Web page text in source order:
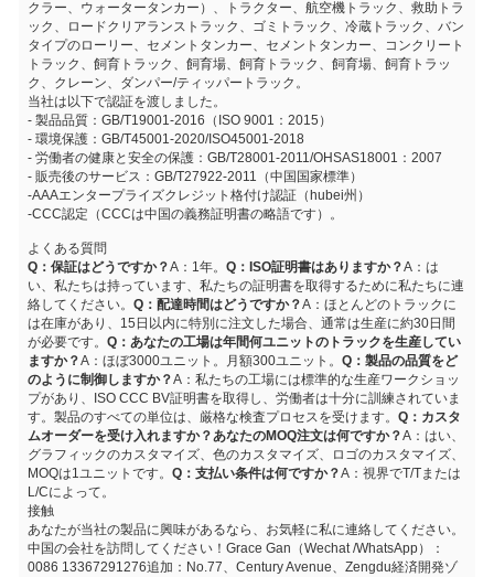
クラー、ウォータータンカー）、トラクター、航空機トラック、救助トラ
ック、ロードクリアランストラック、ゴミトラック、冷蔵トラック、バン
タイプのローリー、セメントタンカー、セメントタンカー、コンクリート
トラック、飼育トラック、飼育場、飼育トラック、飼育場、飼育トラッ
ク、クレーン、ダンパー/ティッパートラック。
当社は以下で認証を渡しました。
- 製品品質：GB/T19001-2016（ISO 9001：2015）
- 環境保護：GB/T45001-2020/ISO45001-2018
- 労働者の健康と安全の保護：GB/T28001-2011/OHSAS18001：2007
- 販売後のサービス：GB/T27922-2011（中国国家標準）
-AAAエンタープライズクレジット格付け認証（hubei州）
-CCC認定（CCCは中国の義務証明書の略語です）。
よくある質問
Q：保証はどうですか？A：1年。 Q：ISO証明書はありますか？A：は
い、私たちは持っています、私たちの証明書を取得するために私たちに連
絡してください。 Q：配達時間はどうですか？A：ほとんどのトラックに
は在庫があり、15日以内に特別に注文した場合、通常は生産に約30日間
が必要です。 Q：あなたの工場は年間何ユニットのトラックを生産してい
ますか？A：ほぼ3000ユニット。月額300ユニット。 Q：製品の品質をど
のように制御しますか？A：私たちの工場には標準的な生産ワークショッ
プがあり、ISO CCC BV証明書を取得し、労働者は十分に訓練されていま
す。製品のすべての単位は、厳格な検査プロセスを受けます。 Q：カスタ
ムオーダーを受け入れますか？あなたのMOQ注文は何ですか？A：はい、
グラフィックのカスタマイズ、色のカスタマイズ、ロゴのカスタマイズ、
MOQは1ユニットです。 Q：支払い条件は何ですか？A：視界でT/Tまたは
L/Cによって。
接触
あなたが当社の製品に興味があるなら、お気軽に私に連絡してください。
中国の会社を訪問してください！ Grace Gan（Wechat /WhatsApp）：
0086 13367291276追加： No.77、Century Avenue、Zengdu経済開発ゾ